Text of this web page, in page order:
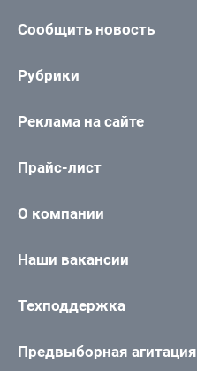
Сообщить новость
Рубрики
Реклама на сайте
Прайс-лист
О компании
Наши вакансии
Техподдержка
Предвыборная агитация